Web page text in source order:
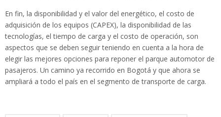
En fin, la disponibilidad y el valor del energético, el costo de
adquisición de los equipos (CAPEX), la disponibilidad de las
tecnologías, el tiempo de carga y el costo de operación, son
aspectos que se deben seguir teniendo en cuenta a la hora de
elegir las mejores opciones para reponer el parque automotor de
pasajeros. Un camino ya recorrido en Bogotá y que ahora se
ampliará a todo el país en el segmento de transporte de carga.